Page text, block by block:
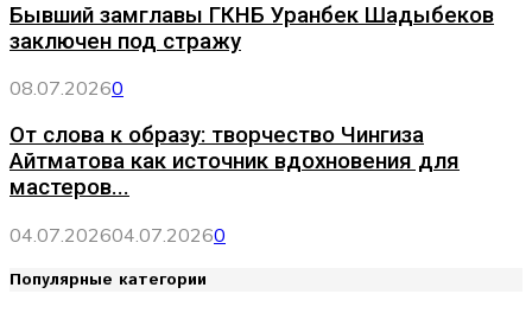
Бывший замглавы ГКНБ Уранбек Шадыбеков
заключен под стражу
08.07.20260
От слова к образу: творчество Чингиза
Айтматова как источник вдохновения для
мастеров...
04.07.202604.07.20260
Популярные категории